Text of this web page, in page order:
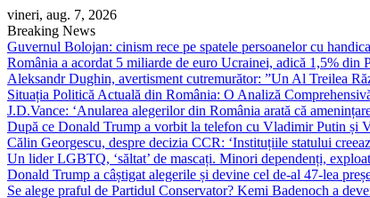
Skip
to
content
vineri, aug. 7, 2026
Breaking News
Guvernul Bolojan: cinism rece pe spatele persoanelor cu
România a acordat 5 miliarde de euro Ucrainei, adică 1,5% din
Aleksandr Dughin, avertisment cutremurător: ”Un Al Treilea
Situația Politică Actuală din România: O Analiză
J.D.Vance: ‘Anularea alegerilor din România arată că
După ce Donald Trump a vorbit la telefon cu Vladimir Putin și
Călin Georgescu, despre decizia CCR: ‘Instituțiile statului
Un lider LGBTQ, ‘săltat’ de mascați. Minori dependenți,
Donald Trump a câștigat alegerile și devine cel de-al 47-lea
Se alege praful de Partidul Conservator? Kemi Badenoch a